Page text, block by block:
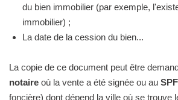
du bien immobilier (par exemple,
immobilier) ;
La date de la cession du bien...
La copie de ce document peut être
notaire où la vente a été signée ou au SPF
foncière) dont dépend la ville où se trouve